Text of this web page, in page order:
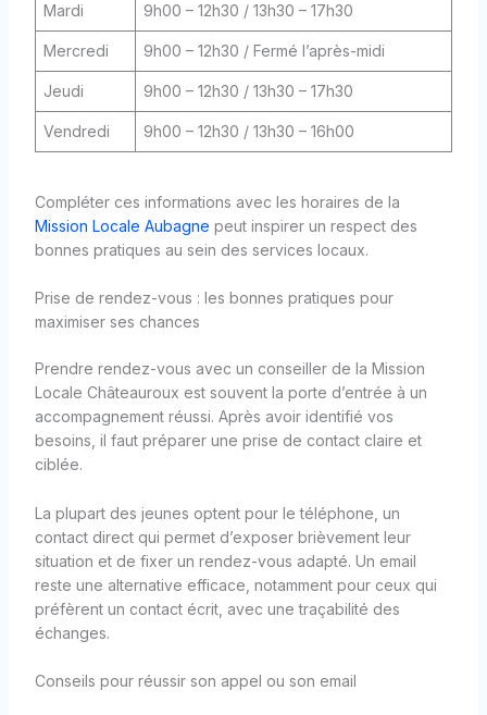
Mardi 9h00 – 12h30 / 13h30 – 17h30
Mercredi 9h00 – 12h30 / Fermé l’après-midi
Jeudi 9h00 – 12h30 / 13h30 – 17h30
Vendredi 9h00 – 12h30 / 13h30 – 16h00
Compléter ces informations avec les horaires de la
Mission Locale Aubagne peut inspirer un respect des
bonnes pratiques au sein des services locaux.
Prise de rendez-vous : les bonnes pratiques pour
maximiser ses chances
Prendre rendez-vous avec un conseiller de la Mission
Locale Châteauroux est souvent la porte d’entrée à un
accompagnement réussi. Après avoir identifié vos
besoins, il faut préparer une prise de contact claire et
ciblée.
La plupart des jeunes optent pour le téléphone, un
contact direct qui permet d’exposer brièvement leur
situation et de fixer un rendez-vous adapté. Un email
reste une alternative efficace, notamment pour ceux qui
préfèrent un contact écrit, avec une traçabilité des
échanges.
Conseils pour réussir son appel ou son email